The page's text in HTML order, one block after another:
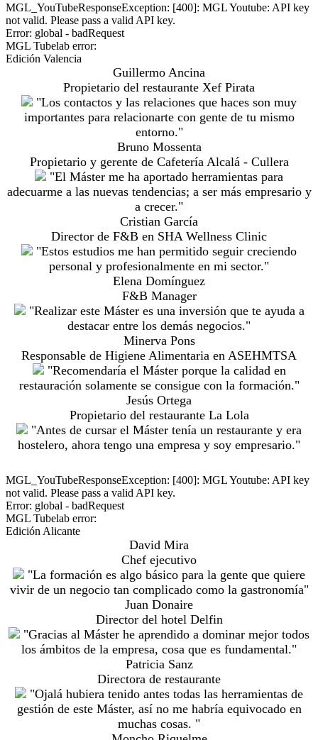
MGL_YouTubeResponseException: [400]: MGL Youtube: API key
not valid. Please pass a valid API key.
Error: global - badRequest
MGL Tubelab error:
Edición Valencia
Guillermo Ancina
Propietario del restaurante Xef Pirata
"Los contactos y las relaciones que haces son muy
importantes para relacionarte con gente de tu mismo
entorno."
Bruno Mossenta
Propietario y gerente de Cafetería Alcalá - Cullera
"El Máster me ha aportado herramientas para
adecuarme a las nuevas tendencias; a ser más empresario y
a crecer."
Cristian García
Director de F&B en SHA Wellness Clinic
"Estos estudios me han permitido seguir creciendo
personal y profesionalmente en mi sector."
Elena Domínguez
F&B Manager
"Realizar este Máster es una inversión que te ayuda a
destacar entre los demás negocios."
Minerva Pons
Responsable de Higiene Alimentaria en ASEHMTSA
"Recomendaría el Máster porque la calidad en
restauración solamente se consigue con la formación."
Jesús Ortega
Propietario del restaurante La Lola
"Antes de cursar el Máster tenía un restaurante y era
hostelero, ahora tengo una empresa y soy empresario."
MGL_YouTubeResponseException: [400]: MGL Youtube: API key
not valid. Please pass a valid API key.
Error: global - badRequest
MGL Tubelab error:
Edición Alicante
David Mira
Chef ejecutivo
"La formación es algo básico para la gente que quiere
vivir de un negocio tan complicado como la gastronomía"
Juan Donaire
Director del hotel Delfin
"Gracias al Máster he aprendido a dominar mejor todos
los ámbitos de la empresa, cosa que es fundamental."
Patricia Sanz
Directora de restaurante
"Ojalá hubiera tenido antes todas las herramientas de
gestión de este Máster, así no me habría equivocado en
muchas cosas. "